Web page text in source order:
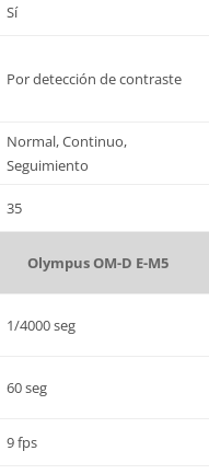
Sí
Por detección de contraste
Normal, Continuo,
Seguimiento
35
Olympus OM-D E-M5
1/4000 seg
60 seg
9 fps